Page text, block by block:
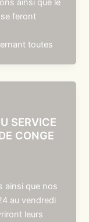
ainsi que le
feront
toutes
SERVICE
CONGE
ainsi que nos
au vendredi
leurs